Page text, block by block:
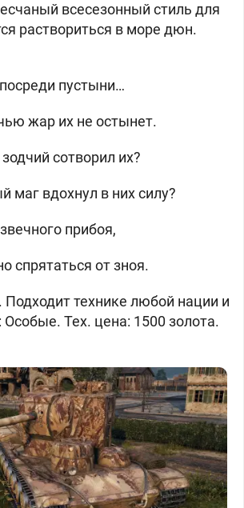
всесезонный стиль для
раствориться в море дюн.
пустыни…
жар их не остынет.
сотворил их?
маг вдохнул в них силу?
прибоя,
спрятаться от зноя.
технике любой нации и
Особые. Тех. цена: 1500 золота.